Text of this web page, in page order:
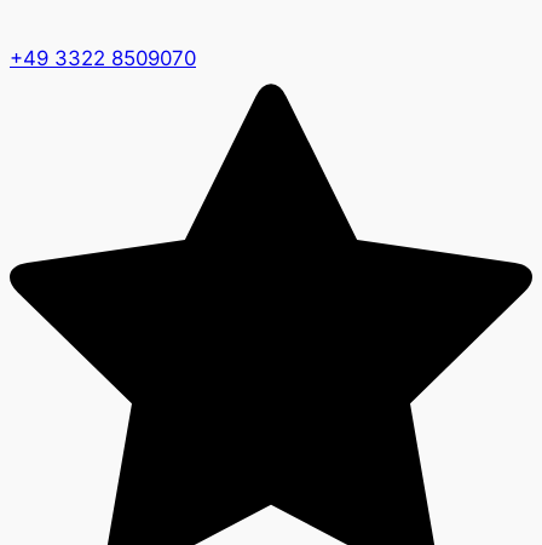
+49 3322 8509070